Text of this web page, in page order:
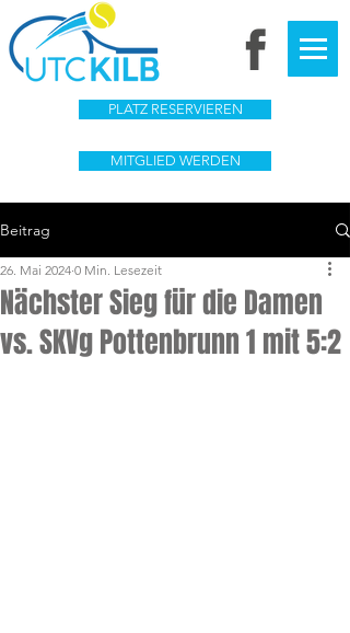
PLATZ RESERVIEREN
MITGLIED WERDEN
Beitrag
Nächster Sieg für die Damen
vs. SKVg Pottenbrunn 1 mit 5:2
26. Mai 2024 0 Min. Lesezeit